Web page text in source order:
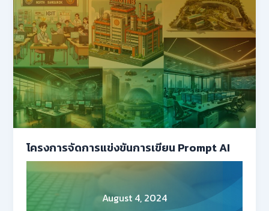
โครงการจัดการแข่งขันการเขียน Prompt AI
August 4, 2024